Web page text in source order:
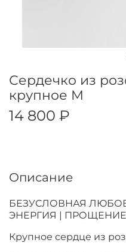
Сердечко из
крупное M
14 800 ₽
Описание
БЕЗУСЛОВНАЯ
ЭНЕРГИЯ | ПРОЩЕНИЕ
Крупное сердце из